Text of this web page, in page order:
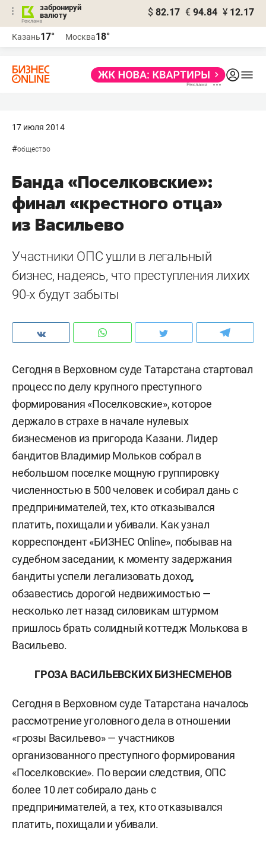
забронируй
валюту
$ 82.17 € 94.84 ¥ 12.17
Казань17° Москва18°
17 июля 2014
#общество
Банда «Поселковские»:
финал «крестного отца»
из Васильево
Участники ОПС ушли в легальный
бизнес, надеясь, что преступления лихих
90-х будут забыты
Сегодня в Верховном суде Татарстана стартовал
процесс по делу крупного преступного
формирования «Поселковские», которое
держало в страхе в начале нулевых
бизнесменов из пригорода Казани. Лидер
бандитов Владимир Мольков собрал в
небольшом поселке мощную группировку
численностью в 500 человек и собирал дань с
предпринимателей, тех, кто отказывался
платить, похищали и убивали. Как узнал
корреспондент «БИЗНЕС Online», побывав на
судебном заседании, к моменту задержания
бандиты успели легализовать доход,
обзавестись дорогой недвижимостью —
несколько лет назад силовикам штурмом
пришлось брать солидный коттедж Молькова в
Васильево.
ГРОЗА ВАСИЛЬЕВСКИХ БИЗНЕСМЕНОВ
Сегодня в Верховном суде Татарстана началось
рассмотрение уголовного дела в отношении
«грозы Васильево» — участников
организованного преступного формирования
«Поселковские». По версии следствия, ОПС
более 10 лет собирало дань с
предпринимателей, а тех, кто отказывался
платить, похищали и убивали.